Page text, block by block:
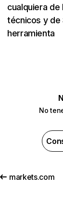
cualquiera
técnicos y de
herramienta
No
markets.com